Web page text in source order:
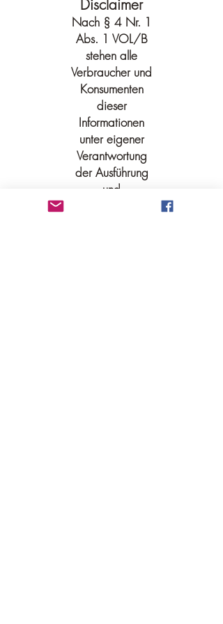
Stoffwechsel und
Kalorien
Disclaimer
Nach § 4 Nr. 1
Abs. 1 VOL/B
stehen alle
Verbraucher und
Konsumenten
dieser
Informationen
unter eigener
Verantwortung
der Ausführung
und